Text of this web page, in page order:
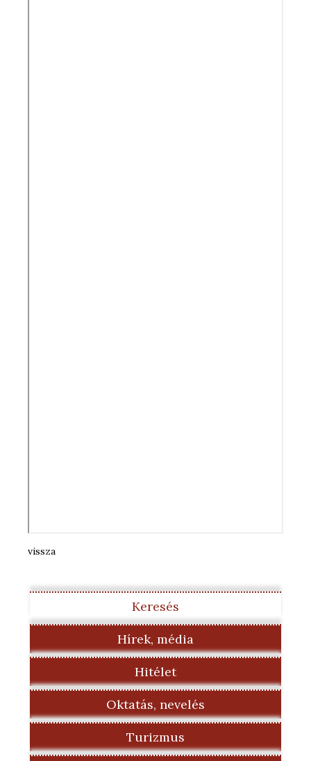
vissza
Keresés
Hírek, média
Hitélet
Oktatás, nevelés
Turizmus